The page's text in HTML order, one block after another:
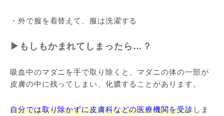
・外で服を着替えて、服は洗濯する
▶もしもかまれてしまったら…？
吸血中のマダニを手で取り除くと、マダニの体の一部が
皮膚の中に残ってしまい、化膿することがあります。
自分では取り除かずに皮膚科などの医療機関を受診しま